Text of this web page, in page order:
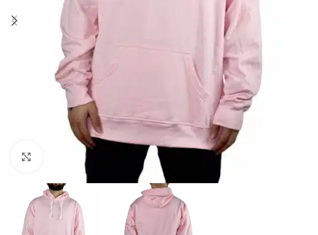
Click to enlarge